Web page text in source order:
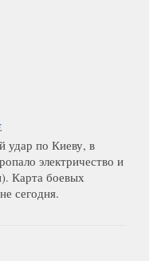
удар по Киеву, в
электричество и
Карта боевых
сегодня.